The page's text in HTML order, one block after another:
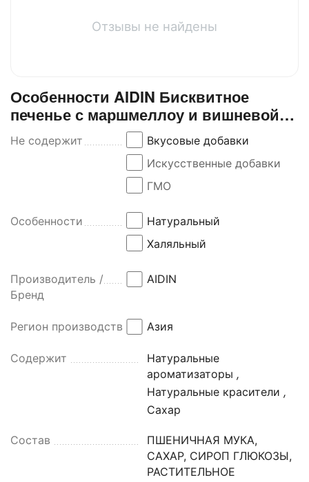
Отзывы не найдены
Особенности AIDIN Бисквитное
печенье с маршмеллоу и вишневой
прослойкой SNOWPY CHERRY, 1 кг,
Иран
Не содержит
Вкусовые добавки
Искусственные добавки
ГМО
Особенности
Натуральный
Халяльный
Производитель /
Бренд
AIDIN
Регион производства Азия
Содержит
Натуральные
ароматизаторы ,
Натуральные красители ,
Сахар
Состав
ПШЕНИЧНАЯ МУКА,
САХАР, СИРОП ГЛЮКОЗЫ,
РАСТИТЕЛЬНОЕ